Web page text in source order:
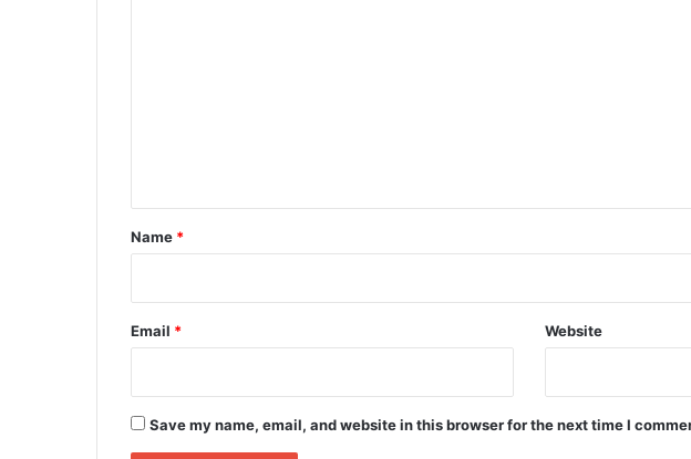
*
Name *
Email * Website
Save my name, email, and website in this browser for the next time I